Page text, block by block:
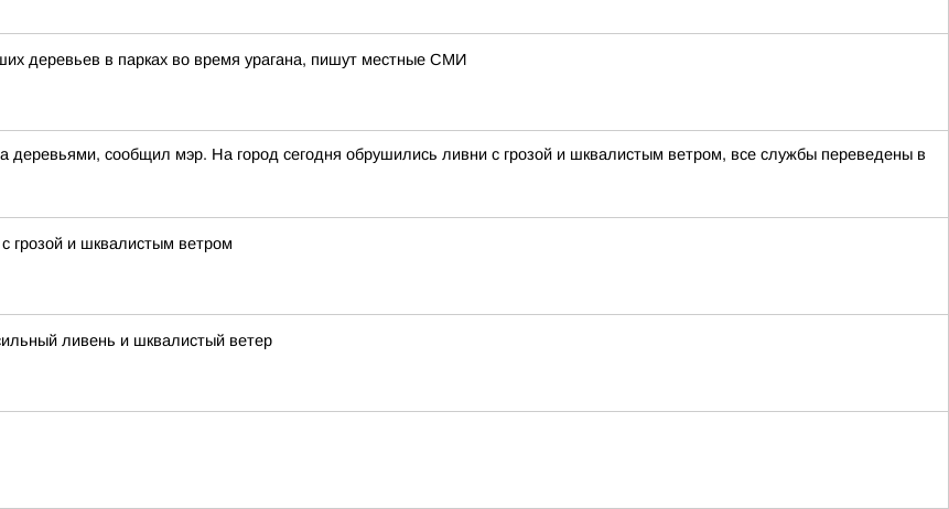
деревьев в парках во время урагана, пишут местные СМИ
деревьями, сообщил мэр. На город сегодня обрушились ливни с грозой и шквалистым ветром, все службы переведены в
грозой и шквалистым ветром
ливень и шквалистый ветер